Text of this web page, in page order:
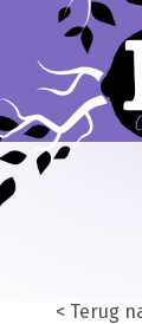
< Terug